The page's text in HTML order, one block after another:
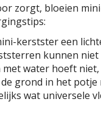
zorgt, bloeien
kerstster een
kunnen niet
met water hoeft
grond in het
wat universele